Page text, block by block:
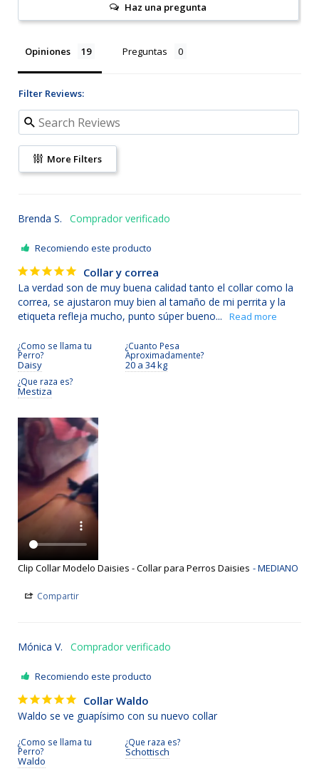
Haz una pregunta
Opiniones Preguntas
Filter Reviews:
More Filters
Brenda S.
Recomiendo este producto
Collar y correa
La verdad son de muy buena calidad tanto el collar como la
correa, se ajustaron muy bien al tamaño de mi perrita y la
etiqueta refleja mucho, punto súper bueno...
¿Como se llama tu
Perro?
Daisy
¿Cuanto Pesa
Aproximadamente?
20 a 34 kg
¿Que raza es?
Mestiza
Clip Collar Modelo Daisies - Collar para Perros Daisies MEDIANO
Compartir
Mónica V.
Recomiendo este producto
Collar Waldo
Waldo se ve guapísimo con su nuevo collar
¿Como se llama tu
Perro?
Waldo
¿Que raza es?
Schottisch